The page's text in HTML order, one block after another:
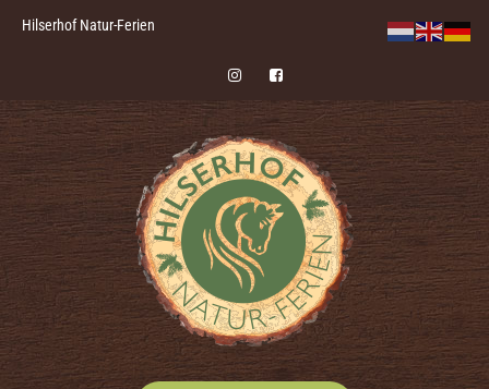
Hilserhof Natur-Ferien